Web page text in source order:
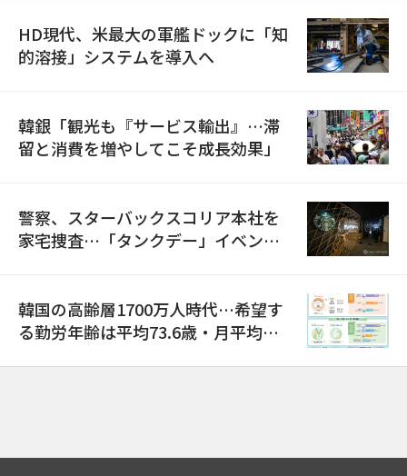
HD現代、米最大の軍艦ドックに「知
的溶接」システムを導入へ
韓銀「観光も『サービス輸出』…滞
留と消費を増やしてこそ成長効果」
警察、スターバックスコリア本社を
家宅捜査…「タンクデー」イベント
韓国の高齢層1700万人時代…希望す
る勤労年齢は平均73.6歳・月平均賃